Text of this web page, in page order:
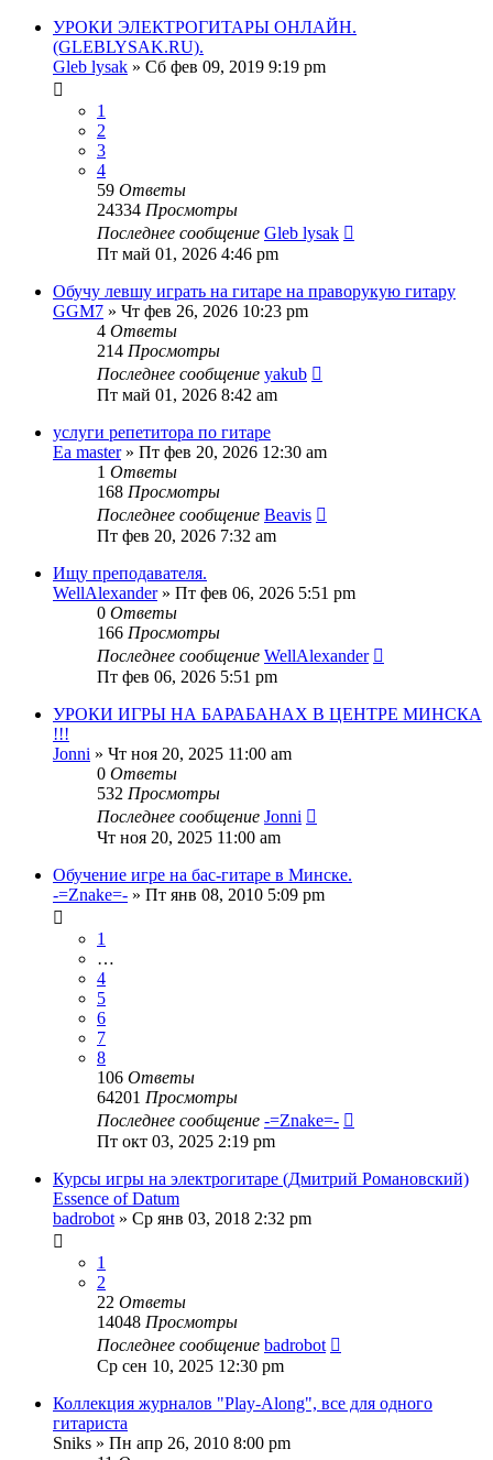
УРОКИ ЭЛЕКТРОГИТАРЫ ОНЛАЙН.
(GLEBLYSAK.RU).
Gleb lysak » Сб фев 09, 2019 9:19 pm
1
2
3
4
59 Ответы
24334 Просмотры
Последнее сообщение Gleb lysak
Пт май 01, 2026 4:46 pm
Обучу левшу играть на гитаре на праворукую гитару
GGM7 » Чт фев 26, 2026 10:23 pm
4 Ответы
214 Просмотры
Последнее сообщение yakub
Пт май 01, 2026 8:42 am
услуги репетитора по гитаре
Ea master» Пт фев 20, 2026 12:30 am
1 Ответы
168 Просмотры
Последнее сообщение Beavis
Пт фев 20, 2026 7:32 am
Ищу преподавателя.
WellAlexander» Пт фев 06, 2026 5:51 pm
0 Ответы
166 Просмотры
Последнее сообщение WellAlexander
Пт фев 06, 2026 5:51 pm
УРОКИ ИГРЫ НА БАРАБАНАХ В ЦЕНТРЕ МИНСКА
!!!
Jonni » Чт ноя 20, 2025 11:00 am
0 Ответы
532 Просмотры
Последнее сообщение Jonni
Чт ноя 20, 2025 11:00 am
Обучение игре на бас-гитаре в Минске.
-=Znake=- » Пт янв 08, 2010 5:09 pm
1
…
4
5
6
7
8
106 Ответы
64201 Просмотры
Последнее сообщение -=Znake=-
Пт окт 03, 2025 2:19 pm
Курсы игры на электрогитаре (Дмитрий Романовский)
Essence of Datum
badrobot » Ср янв 03, 2018 2:32 pm
1
2
22 Ответы
14048 Просмотры
Последнее сообщение badrobot
Ср сен 10, 2025 12:30 pm
Коллекция журналов "Play-Along", все для одного
гитариста
Sniks » Пн апр 26, 2010 8:00 pm